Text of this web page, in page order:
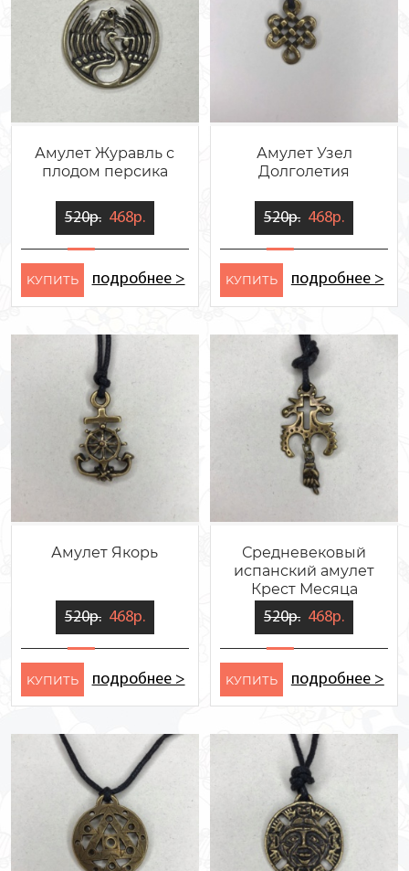
Амулет Журавль с
плодом персика
520р. 468р.
KУПИТЬ подробнее >
Амулет Узел
Долголетия
520р. 468р.
KУПИТЬ подробнее >
Амулет Якорь
520р. 468р.
KУПИТЬ подробнее >
Средневековый
испанский амулет
Крест Месяца
520р. 468р.
KУПИТЬ подробнее >